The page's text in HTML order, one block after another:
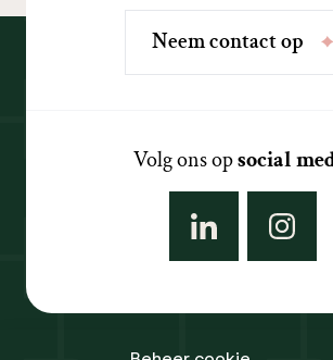
Neemcontactop
Volg ons opsocial